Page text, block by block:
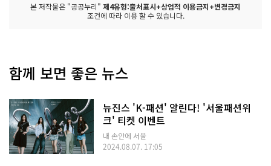
본 저작물은 "공공누리" 제4유형:출처표시+상업적 이용금지+변경금지
조건에 따라 이용 할 수 있습니다.
함께 보면 좋은 뉴스
뉴진스 'K-패션' 알린다! '서울패션위
크' 티켓 이벤트
내 손안에 서울
2024.08.07. 17:05